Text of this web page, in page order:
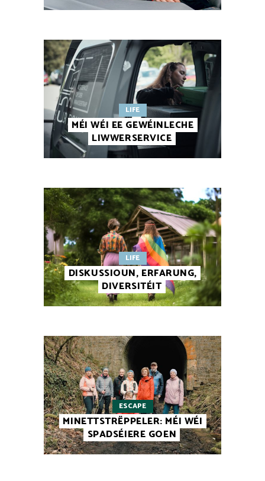
LIFE
MÉI WÉI EE GEWÉINLECHE
LIWWERSERVICE
LIFE
DISKUSSIOUN, ERFARUNG,
DIVERSITÉIT
ESCAPE
MINETTSTRËPPELER: MÉI WÉI
SPADSÉIERE GOEN